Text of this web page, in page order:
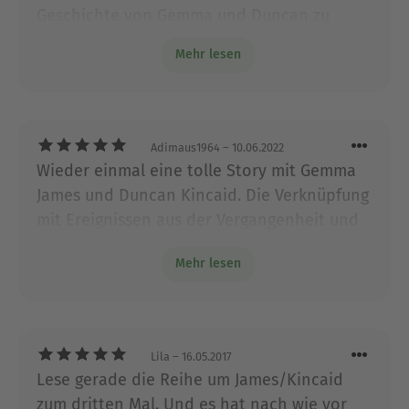
England, wo ihre Romane angesiedelt sind.
bald wusste, wer der Täter ist...
Mehr lesen
Adimaus1964 – 10.06.2022
Wieder einmal eine tolle Story mit Gemma
James und Duncan Kincaid. Die Verknüpfung
diese Krimis besonders. Und auch die
Mehr lesen
Lila – 16.05.2017
Lese gerade die Reihe um James/Kincaid
zum dritten Mal. Und es hat nach wie vor